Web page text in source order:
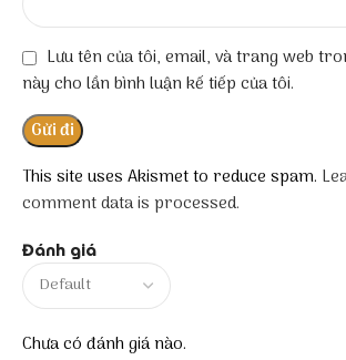
Đánh giá
Chưa có đánh giá nào.
Lưu tên của tôi, email, và trang web
này cho lần bình luận kế tiếp của tôi.
This site uses Akismet to reduce spam.
comment data is processed.